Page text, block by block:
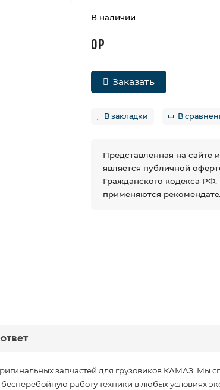
В наличии
0 Р
Заказать
В закладки В
Представленная на сайте
является публичной
Гражданского кодекса
применяются
запчастей для грузовиков КАМАЗ. Мы
работу техники в любых условиях